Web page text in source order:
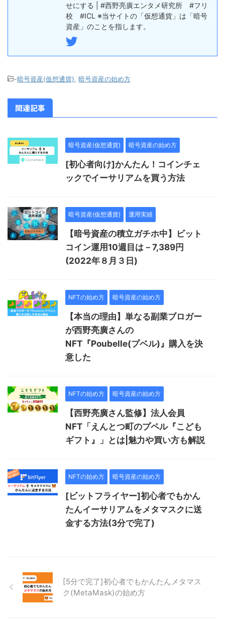
せにする | #西野亮廣エンタメ研究所 #フリ
校 #ICL ※当サイトの「仮想通貨」は「暗号
資産」のことを指します。
-暗号資産(仮想通貨) 暗号資産の始め方
関連記事
暗号資産(仮想通貨) 暗号資産の始め方
[初心者向け]かんたん！コインチェ
ックでイーサリアムを買う方法
暗号資産(仮想通貨) 運用実績
【暗号資産の積立ガチホ中】ビット
コイン運用10週目は－7,389円
(2022年８月３日)
NFTの始め方 暗号資産の始め方
【本当の理由】単なる副業ブロガー
が西野亮廣さんの
NFT『Poubelle(プベル)』購入を決
意した
NFTの始め方 暗号資産の始め方
【西野亮廣さん監修】法人会員
NFT「えんとつ町のプペル『こども
ギフト』」とは|魅力や買い方も解説
NFTの始め方 暗号資産の始め方
[ビットフライヤー]初心者でもかん
たんイーサリアムをメタマスクに送
金する方法(3分で完了)
[5分で完了]初心者でもかんたんメタマス
ク(MetaMask)の始め方